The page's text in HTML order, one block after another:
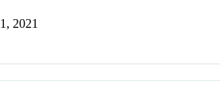
2021